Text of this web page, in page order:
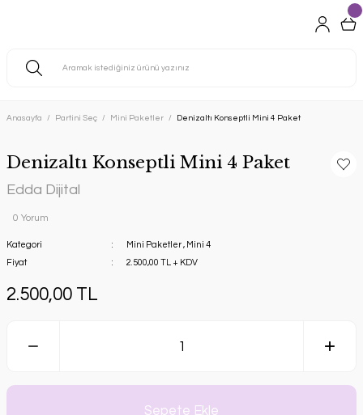
Anasayfa Partini Seç Mini Paketler Denizaltı Konseptli Mini 4 Paket
Denizaltı Konseptli Mini 4 Paket
Edda Dijital
0 Yorum
Kategori Mini Paketler , Mini 4
Fiyat
2.500,00 TL + KDV
2.500,00 TL
Sepete Ekle